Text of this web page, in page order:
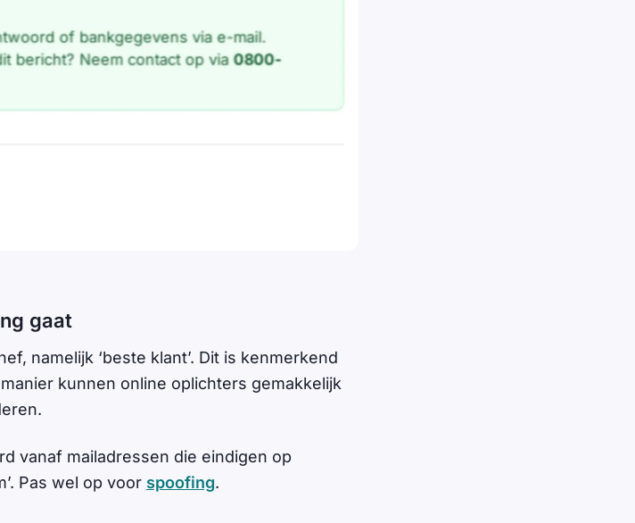
gaat
namelijk ‘beste klant’. Dit is kenmerkend
kunnen online oplichters gemakkelijk
vanaf mailadressen die eindigen op
Pas wel op voor spoofing.